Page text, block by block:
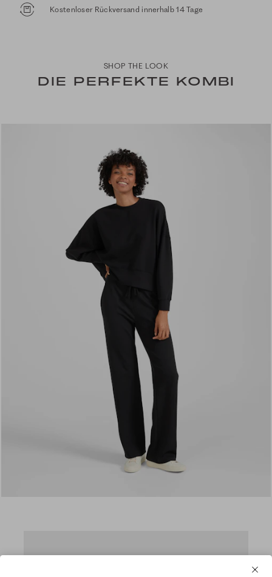
Kostenloser Rückversand innerhalb 14 Tage
SHOP THE LOOK
DIE PERFEKTE KOMBI